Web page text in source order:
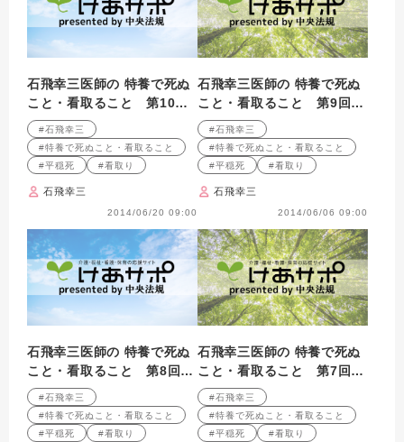
石飛幸三医師の 特養で死ぬ
こと・看取ること 第10
回 情念とは何か
#石飛幸三
#特養で死ぬこと・看取ること
#平穏死
#看取り
石飛幸三
2014/06/20 09:00
石飛幸三医師の 特養で死ぬ
こと・看取ること 第9回
家族の情念～看取りを阻害
するファクター～
#石飛幸三
#特養で死ぬこと・看取ること
#平穏死
#看取り
石飛幸三
2014/06/06 09:00
石飛幸三医師の 特養で死ぬ
こと・看取ること 第8回
特養の配置医について考え
る（２）～配置医がやるべ
きこと～
#石飛幸三
#特養で死ぬこと・看取ること
#平穏死
#看取り
石飛幸三医師の 特養で死ぬ
こと・看取ること 第7回
特養の配置医について考え
る～根本にある問題～
#石飛幸三
#特養で死ぬこと・看取ること
#平穏死
#看取り